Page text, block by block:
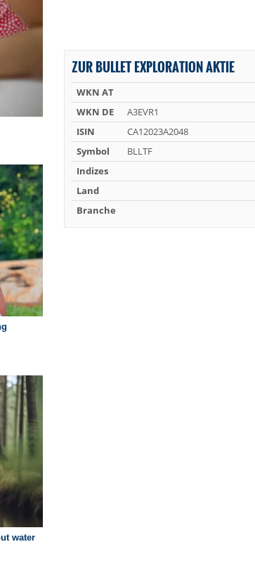
ZUR BULLET EXPLORATION AKTIE
WKN AT
WKN DE
A3EVR1
ISIN
CA12023A2048
Symbol
BLLTF
Indizes
Land
Branche